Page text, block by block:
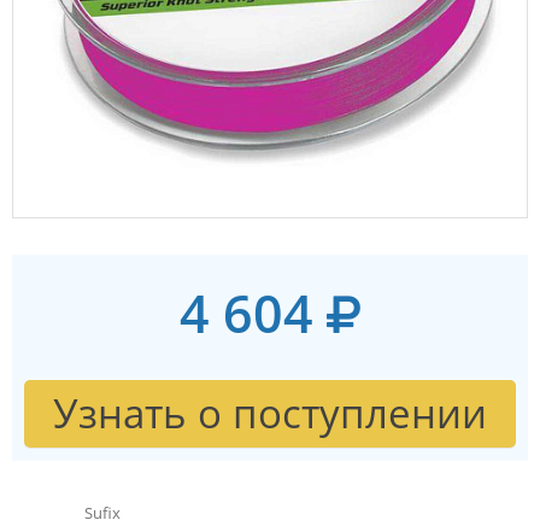
4 604
Узнать о поступлении
Sufix